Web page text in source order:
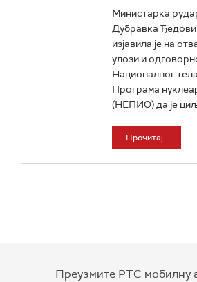
Министарка
Дубравка
изјавила је на
улози и
Националног
Програма
(НЕПИО) да је
Прочитај
Преузмите РТС мобилну